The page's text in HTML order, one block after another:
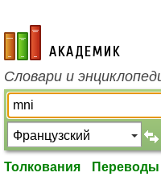
academic.ru
Словари и
Толкования Переводы